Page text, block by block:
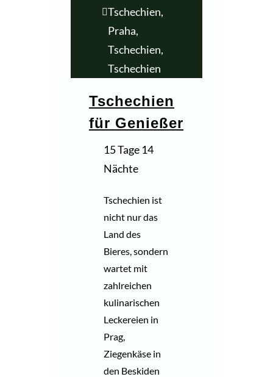
Tschechien,
Praha,
Tschechien,
Tschechien
Tschechien
für Genießer
15 Tage 14
Nächte
Tschechien ist
nicht nur das
Land des
Bieres, sondern
wartet mit
zahlreichen
kulinarischen
Leckereien in
Prag,
Ziegenkäse in
den Beskiden